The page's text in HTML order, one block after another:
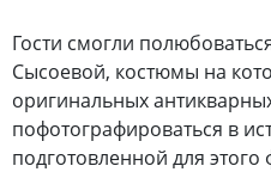
Гости смогли
Сысоевой, костюмы на
оригинальных
пофотографироваться в
подготовленной для этого